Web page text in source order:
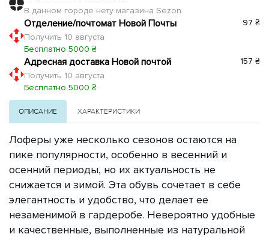
В данном городе нету магазина Sezon
Отделение/почтомат Новой Почты
Получить 10 августа
Бесплатно 5000 ₴
97 ₴
Адресная доставка Новой почтой
Получить 10 августа
Бесплатно 5000 ₴
157 ₴
ОПИСАНИЕ ХАРАКТЕРИСТИКИ
Лоферы уже несколько сезонов остаются на
пике популярности, особенно в весенний и
осенний периоды, но их актуальность не
снижается и зимой. Эта обувь сочетает в себе
элегантность и удобство, что делает ее
незаменимой в гардеробе. Невероятно удобные
и качественные, выполненные из натуральной